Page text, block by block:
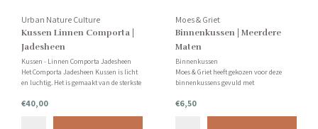
Urban Nature Culture
Kussen Linnen Comporta |
Jadesheen
Kussen - Linnen Comporta Jadesheen
Het Comporta Jadesheen Kussen is licht
en luchtig. Het is gemaakt van de sterkste
een natuurlijke groene aardetint.
Inclusief binnenkussen.
€40,00
Moes & Griet
Binnenkussen | Meerdere
Maten
Binnenkussen
Moes & Griet heeft gekozen voor deze
binnenkussens gevuld met
bestaat uit zeer goede kwaliteit, is
wasbaar met behoud van volume en
€6,50